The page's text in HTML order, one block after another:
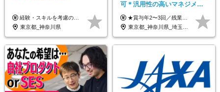
経験・スキルを考慮の上、決定します。
東京都_神奈川県
可＊汎用性の高いマネジメン
トスキル＊年収1000万以上可
★賞与年2〜3回／残業代全額支給／子ども手当（月1万円）／誕生日手当（年1回1万円）★ ＜初年度の想定年収:600万円～800万円＞ 月給50万7000円～70万4000円＋賞与年2回＋決算賞与 ※経験・能力を考慮のうえ決定します。 ※専門性を高めながらチームを牽引する「プロジェクト推進力」を高く評価し、給与へダイレクトに反映します。 ※試用期間6ヶ月（待遇変動なし） 年収800万円以上も⽬指せます。 経験・スキル・前職給与を最大限に考慮し、 ご納得いただける条件を提示します。 【賞与】 年2〜3回支給（7月・12月＋業績により決算賞与） 当社では、目の前の案件による固定報酬だけが評価の全てではありません。 メンバー育成、現場でのポジション拡大、 ナレッジの共有、そして組織づくりへの参画など、 「会社への貢献度（ビジネスプロセス）」 を昇給・賞与へダイレクトに反映しています。 専門性を高める「技術」と、チームを前進させる「プロジェクト推進」。 この両輪を回すことで、確かなスキル成長と年収アップを同時に実現できる環境です。
東京都_神奈川県_埼玉県_千葉県